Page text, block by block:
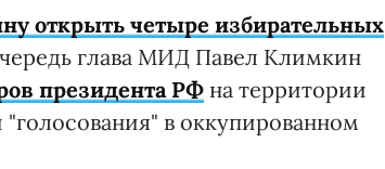
открыть четыре избирательных
глава МИД Павел Климкин
президента РФ на территории
в оккупированном